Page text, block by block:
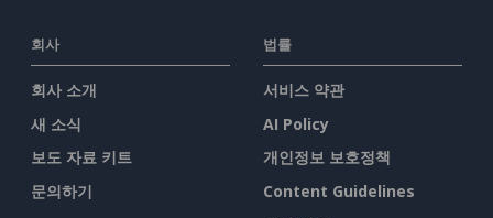
회사
회사 소개
새 소식
보도 자료 키트
문의하기
법률
서비스 약관
AI Policy
개인정보 보호정책
Content Guidelines